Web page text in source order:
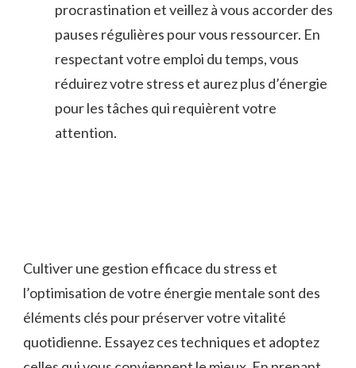
procrastination et⁤ veillez à vous accorder des
⁣pauses régulières pour vous ⁤ressourcer. En
respectant votre emploi du temps,‌ vous
réduirez votre stress et‌ aurez plus d’énergie
pour les tâches qui requièrent votre
attention.
Cultiver​ une gestion efficace du stress et
l’optimisation de votre énergie mentale sont des
éléments clés‍ pour préserver votre vitalité
quotidienne. Essayez ces ‌techniques et adoptez